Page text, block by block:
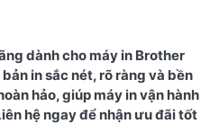
dành cho máy in Brother
in sắc nét, rõ ràng và bền
hảo, giúp máy in vận hành
hệ ngay để nhận ưu đãi tốt